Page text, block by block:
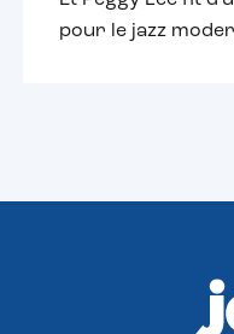
pour le jazz